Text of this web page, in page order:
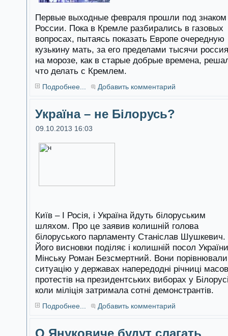
Первые выходные февраля прошли под знаком
России. Пока в Кремле разбирались в газовых
вопросах, пытаясь показать Европе очередную
кузькину мать, за его пределами тысячи
на морозе, как в старые добрые времена,
что делать с Кремлем.
Подробнее... Добавить комментарий
Україна – не Білорусь?
09.10.2013 16:03
Київ – І Росія, і Україна йдуть білоруським
шляхом. Про це заявив колишній голова
білоруського парламенту Станіслав Шушкевич.
Його висновки поділяє і колишній посол
Мінську Роман Безсмертний. Вони порівнювали
ситуацію у державах напередодні річниці
протестів на президентських виборах у
коли міліція затримала сотні демонстрантів.
Подробнее... Добавить комментарий
О Януковиче будут слагать